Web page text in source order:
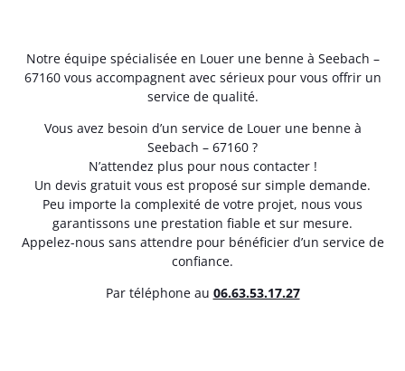
Notre équipe spécialisée en Louer une benne à Seebach –
67160 vous accompagnent avec sérieux pour vous offrir un
service de qualité.
Vous avez besoin d’un service de Louer une benne à
Seebach – 67160 ?
N’attendez plus pour nous contacter !
Un devis gratuit vous est proposé sur simple demande.
Peu importe la complexité de votre projet, nous vous
garantissons une prestation fiable et sur mesure.
Appelez-nous sans attendre pour bénéficier d’un service de
confiance.
Par téléphone au 06.63.53.17.27